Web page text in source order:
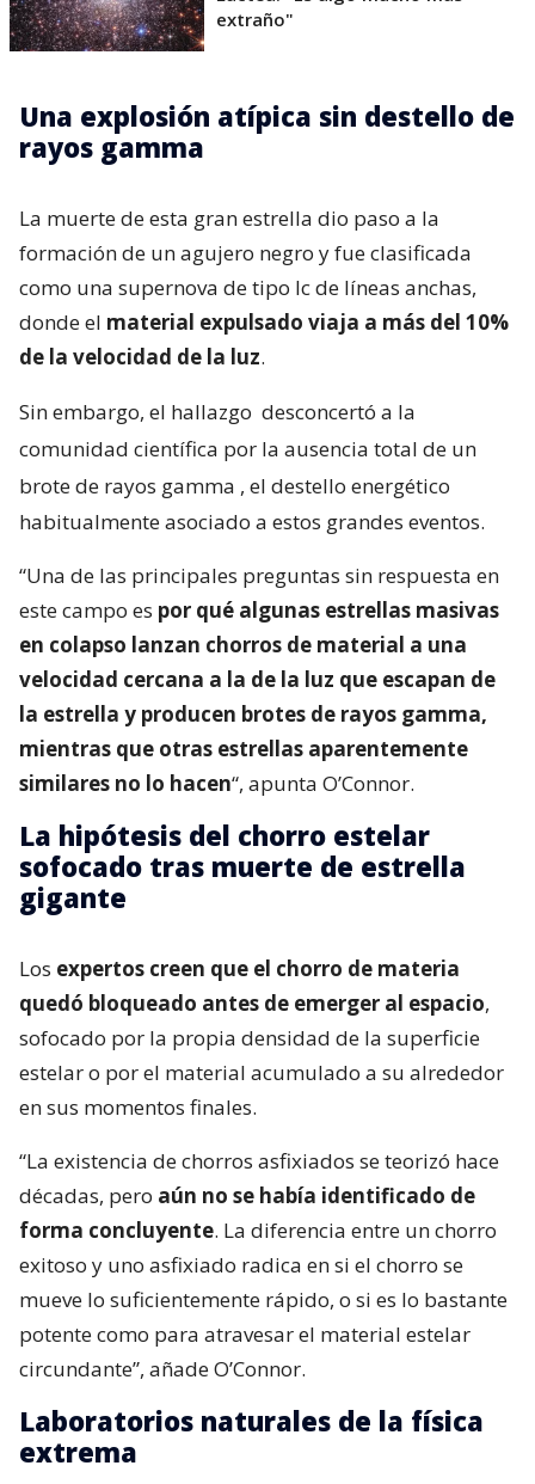
extraño"
Una explosión atípica sin destello de
rayos gamma
La muerte de esta gran estrella dio paso a la
formación de un agujero negro y fue clasificada
como una supernova de tipo Ic de líneas anchas,
donde el material expulsado viaja a más del 10%
de la velocidad de la luz.
Sin embargo, el hallazgo desconcertó a la
comunidad científica por la ausencia total de un
brote de rayos gamma , el destello energético
habitualmente asociado a estos grandes eventos.
“Una de las principales preguntas sin respuesta en
este campo es por qué algunas estrellas masivas
en colapso lanzan chorros de material a una
velocidad cercana a la de la luz que escapan de
la estrella y producen brotes de rayos gamma,
mientras que otras estrellas aparentemente
similares no lo hacen“, apunta O’Connor.
La hipótesis del chorro estelar
sofocado tras muerte de estrella
gigante
Los expertos creen que el chorro de materia
quedó bloqueado antes de emerger al espacio,
sofocado por la propia densidad de la superficie
estelar o por el material acumulado a su alrededor
en sus momentos finales.
“La existencia de chorros asfixiados se teorizó hace
décadas, pero aún no se había identificado de
forma concluyente. La diferencia entre un chorro
exitoso y uno asfixiado radica en si el chorro se
mueve lo suficientemente rápido, o si es lo bastante
potente como para atravesar el material estelar
circundante”, añade O’Connor.
Laboratorios naturales de la física
extrema